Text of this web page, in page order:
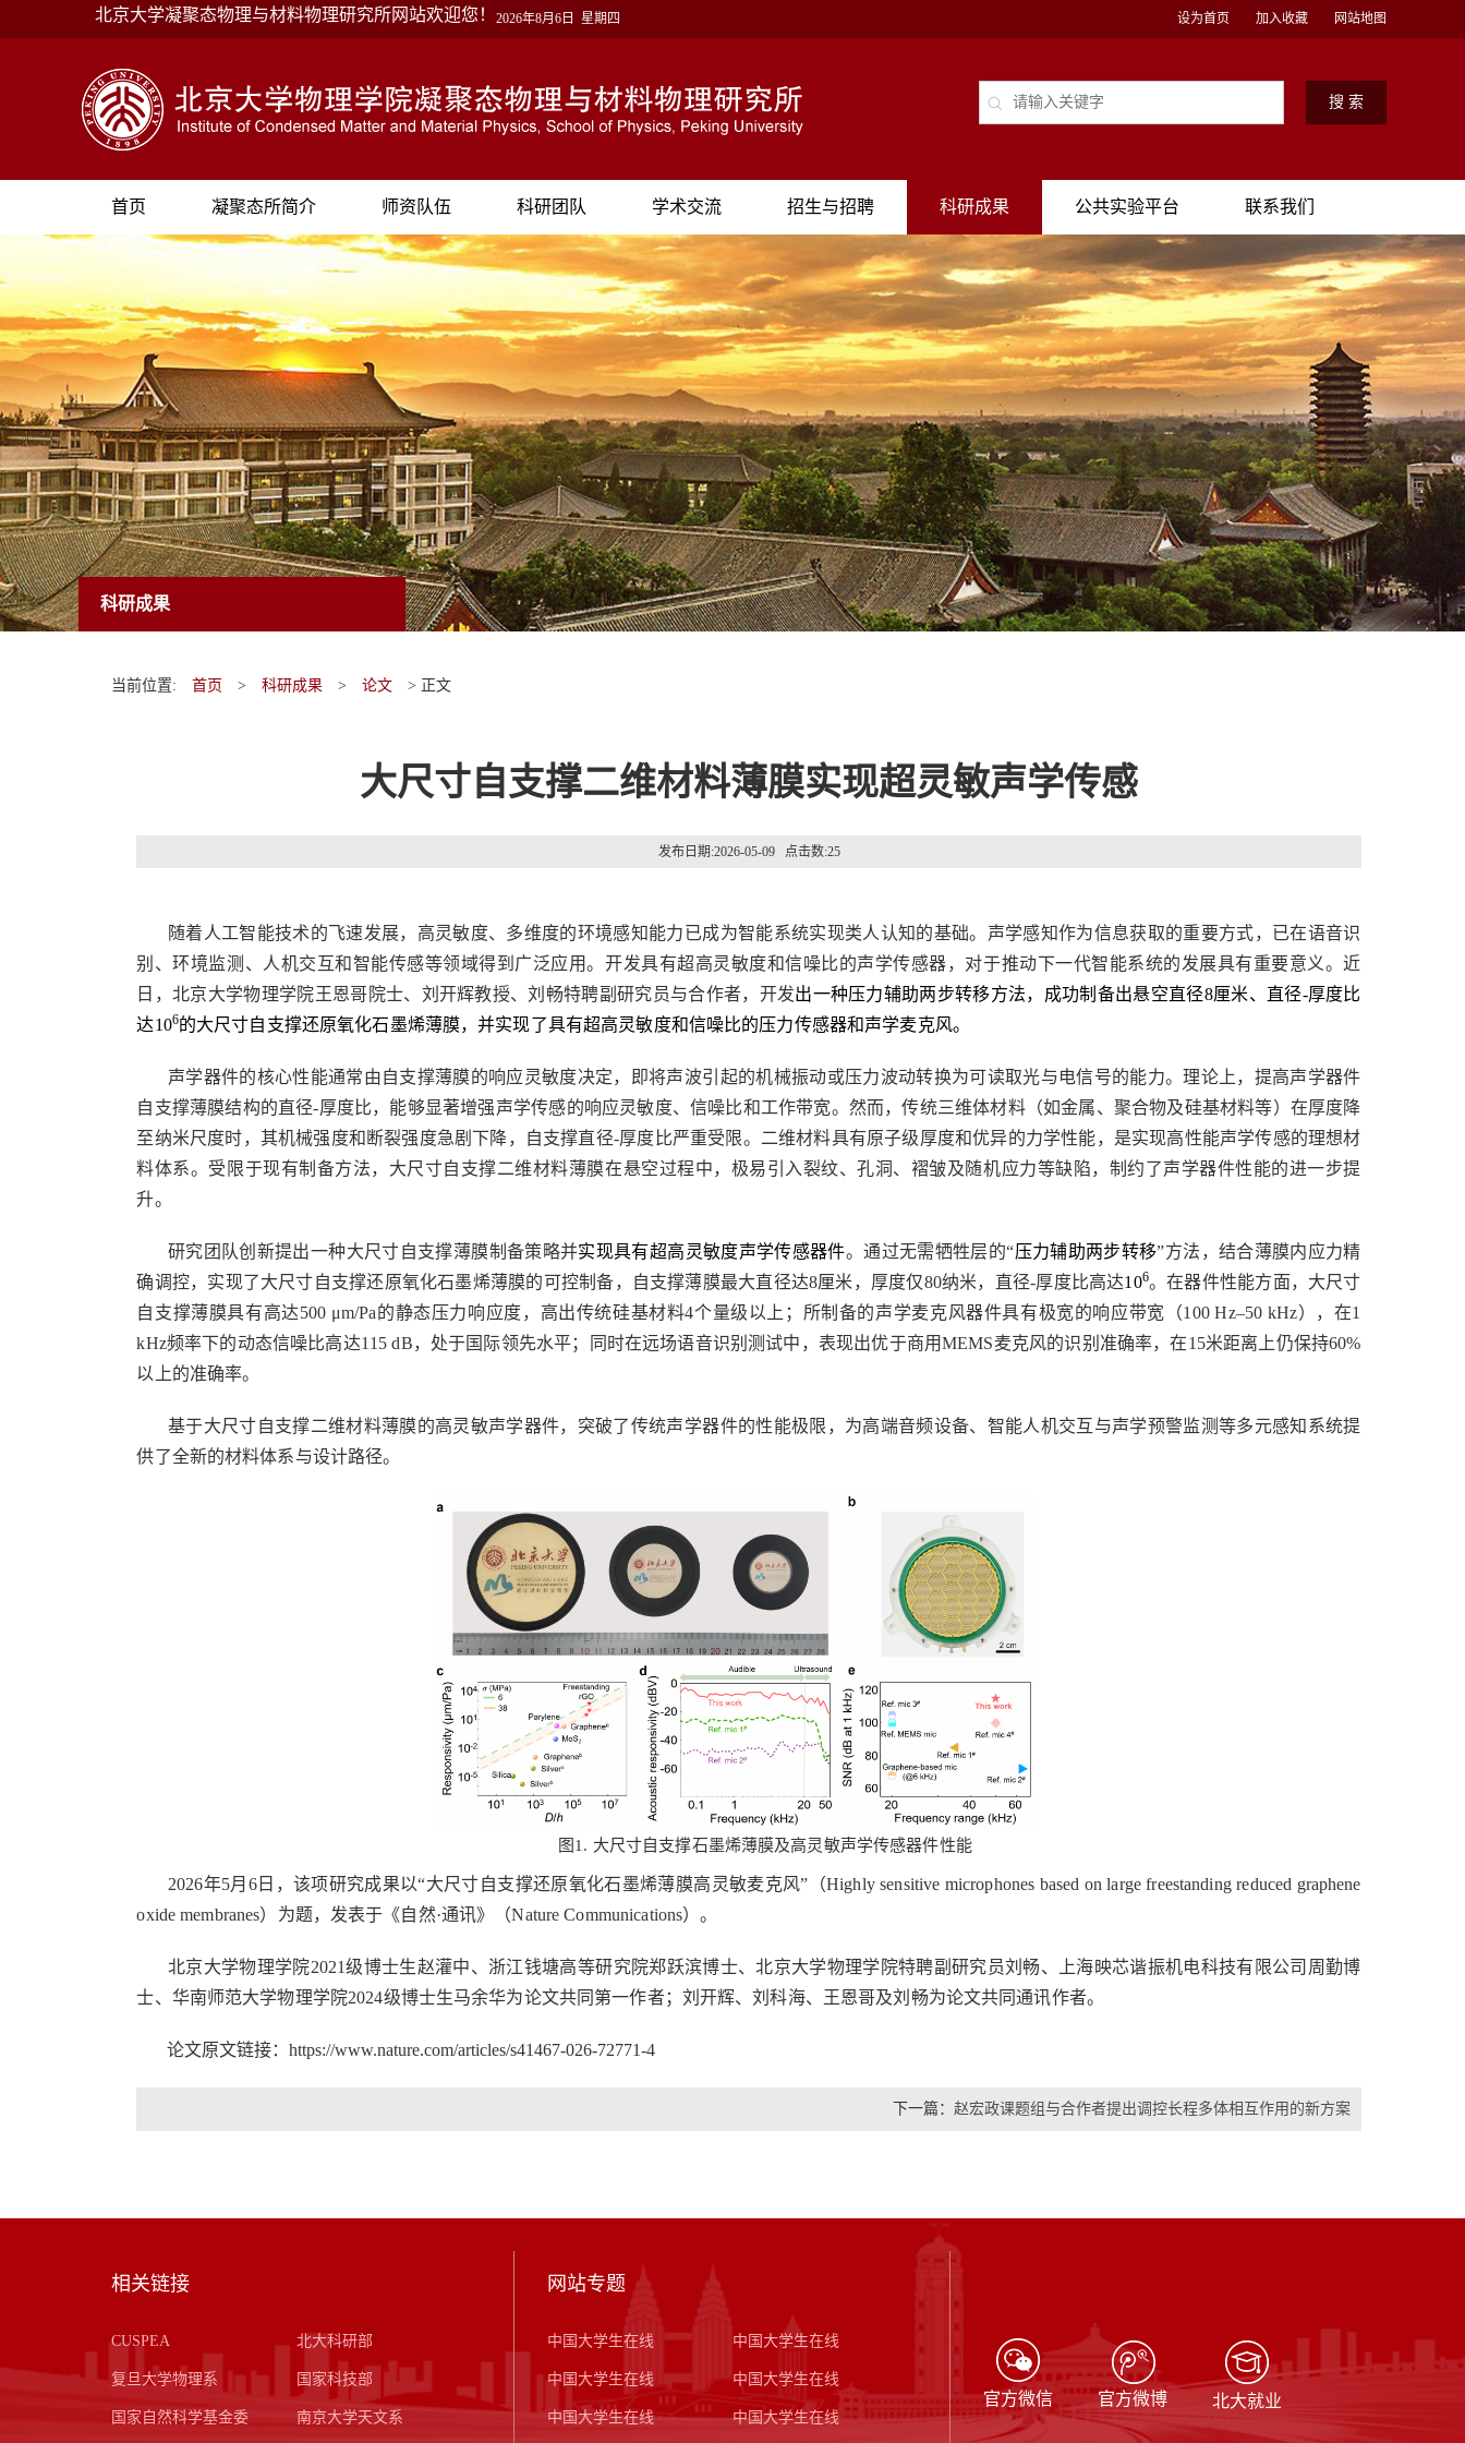
北京大学凝聚态物理与材料物理研究所网站欢迎您！ 2026年8月6日 星期四 设为首页 加入收藏 网站地图
首页 凝聚态所简介 师资队伍 科研团队 学术交流 招生与招聘 科研成果 公共实验平台 联系我们
科研成果
当前位置: 首页 > 科研成果 > 论文 > 正文
大尺寸自支撑二维材料薄膜实现超灵敏声学传感
发布日期:2026-05-09 点击数:25
随着人工智能技术的飞速发展，高灵敏度、多维度的环境感知能力已成为智能系统实现类人认知的基础。声学感知作为信息获取的重要方式，已在语音识
别、环境监测、人机交互和智能传感等领域得到广泛应用。开发具有超高灵敏度和信噪比的声学传感器，对于推动下一代智能系统的发展具有重要意义。近
日，北京大学物理学院王恩哥院士、刘开辉教授、刘畅特聘副研究员与合作者，开发出一种压力辅助两步转移方法，成功制备出悬空直径8厘米、直径-厚度比
达106的大尺寸自支撑还原氧化石墨烯薄膜，并实现了具有超高灵敏度和信噪比的压力传感器和声学麦克风。
声学器件的核心性能通常由自支撑薄膜的响应灵敏度决定，即将声波引起的机械振动或压力波动转换为可读取光与电信号的能力。理论上，提高声学器件
自支撑薄膜结构的直径-厚度比，能够显著增强声学传感的响应灵敏度、信噪比和工作带宽。然而，传统三维体材料（如金属、聚合物及硅基材料等）在厚度降
至纳米尺度时，其机械强度和断裂强度急剧下降，自支撑直径-厚度比严重受限。二维材料具有原子级厚度和优异的力学性能，是实现高性能声学传感的理想材
料体系。受限于现有制备方法，大尺寸自支撑二维材料薄膜在悬空过程中，极易引入裂纹、孔洞、褶皱及随机应力等缺陷，制约了声学器件性能的进一步提
升。
研究团队创新提出一种大尺寸自支撑薄膜制备策略并实现具有超高灵敏度声学传感器件。通过无需牺牲层的“压力辅助两步转移”方法，结合薄膜内应力精
确调控，实现了大尺寸自支撑还原氧化石墨烯薄膜的可控制备，自支撑薄膜最大直径达8厘米，厚度仅80纳米，直径-厚度比高达106。在器件性能方面，大尺寸
自支撑薄膜具有高达500 μm/Pa的静态压力响应度，高出传统硅基材料4个量级以上；所制备的声学麦克风器件具有极宽的响应带宽（100 Hz–50 kHz），在1
kHz频率下的动态信噪比高达115 dB，处于国际领先水平；同时在远场语音识别测试中，表现出优于商用MEMS麦克风的识别准确率，在15米距离上仍保持60%
以上的准确率。
基于大尺寸自支撑二维材料薄膜的高灵敏声学器件，突破了传统声学器件的性能极限，为高端音频设备、智能人机交互与声学预警监测等多元感知系统提
供了全新的材料体系与设计路径。
图 1. 大尺寸自支撑石墨烯薄膜及高灵敏声学传感器件性能
2026年5月6日 ，该项研究成果以“大尺寸自支撑还原氧化石墨烯薄膜高灵敏麦克风”（Highly sensitive microphones based on large freestanding reduced graphene
oxide membranes）为题，发表于《自然·通讯》（Nature Communications）。
北京大学物理学院2021级博士生赵灌中、浙江钱塘高等研究院郑跃滨博士、北京大学物理学院特聘副研究员刘畅、上海映芯谐振机电科技有限公司周勤博
士、华南师范大学物理学院2024级博士生马余华为论文共同第一作者；刘开辉、刘科海、王恩哥及刘畅为论文共同通讯作者。
论文原文链接：https://www.nature.com/articles/s41467-026-72771-4
下一篇： 赵宏政课题组与合作者提出调控长程多体相互作用的新方案
相关链接
CUSPEA 北大科研部
复旦大学物理系 国家科技部
国家自然科学基金委 南京大学天文系
网站专题
中国大学生在线 中国大学生在线
中国大学生在线 中国大学生在线
中国大学生在线 中国大学生在线
官方微信 官方微博 北大就业